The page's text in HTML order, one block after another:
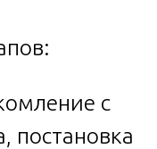
с
постановка